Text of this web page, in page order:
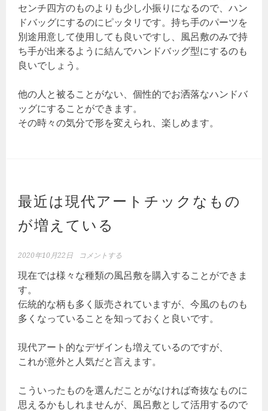
センチ四方のものよりも少し小振りになるので、ハン
ドバッグにするのにピッタリです。持ち手のパーツを
別途用意して使用しても良いですし、風呂敷のみで持
ち手が出来るように結んでハンドバッグ型にするのも
良いでしょう。
他の人と被ることがない、個性的でお洒落なハンドバ
ッグにすることができます。
その時々の気分で形を変えられ、楽しめます。
最近は現代アートチックなもの
が増えている
2020年10月22日 コメントする
現在では様々な種類の風呂敷を購入することができま
す。
伝統的な柄も多く販売されていますが、今風のものも
多くなっていることを知っておくと良いです。
現代アート的なデザインも増えているのですが、
これが意外と人気だと言えます。
こういったものを選んだことがなければ奇抜なものに
思えるかもしれませんが、風呂敷として活用するので